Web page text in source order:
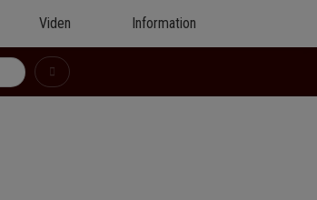
Viden Information